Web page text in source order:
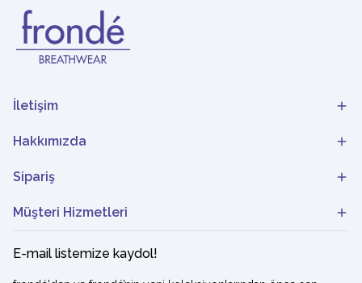
İletişim
Hakkımızda
Sipariş
Müşteri Hizmetleri
E-mail listemize kaydol!